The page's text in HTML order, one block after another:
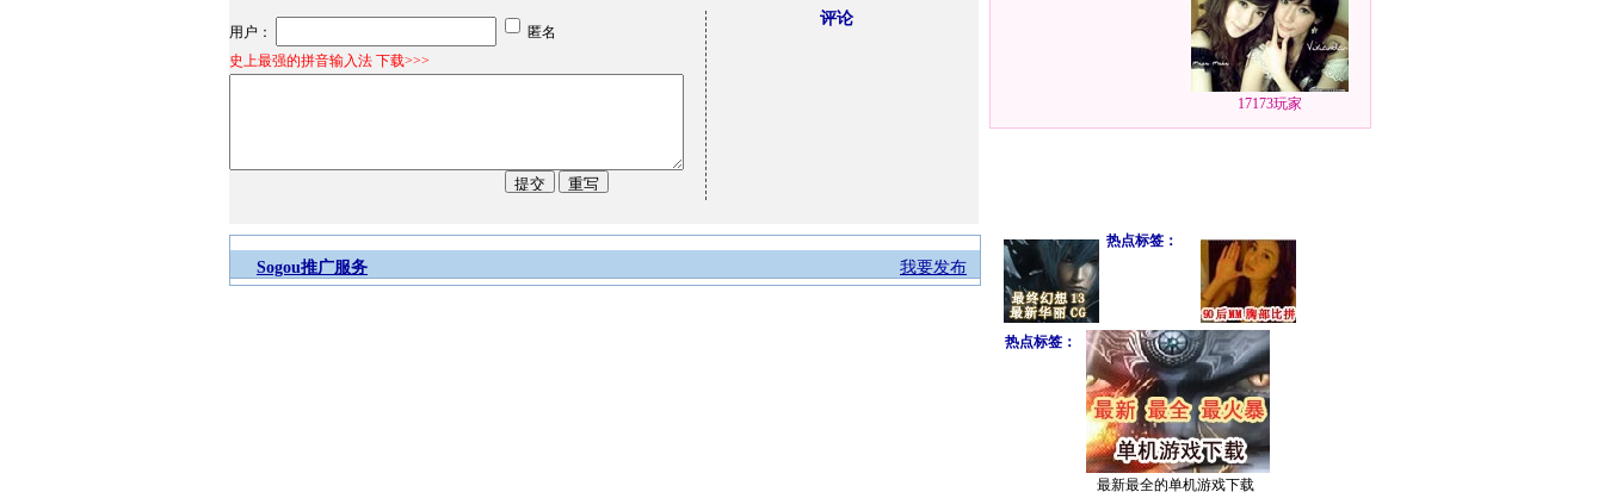
用户：
匿名
史上最强的拼音输入法 下载>>>
评论
我要发布
Sogou推广服务
热点标签：
热点标签：
最新最全的单机游戏下载
17173玩家